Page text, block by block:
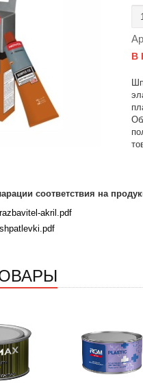
В
соответствия на
akril.pdf